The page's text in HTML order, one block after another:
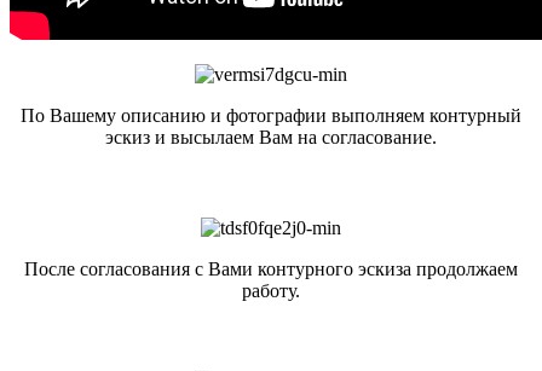
По Вашему описанию и фотографии выполняем контурный
эскиз и высылаем Вам на согласование.
После согласования с Вами контурного эскиза продолжаем
работу.